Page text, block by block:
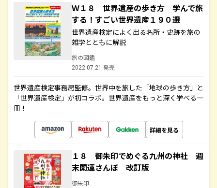
Ｗ１８ 世界遺産の歩き方 学んで旅
する！すごい世界遺産１９０選
世界遺産検定によく出る名所・史跡を旅の
雑学とともに解説
旅の図鑑
2022.07.21 発売
世界遺産検定事務局監修。世界中を旅した「地球の歩き方」と
「世界遺産検定」が初コラボ。世界遺産をもっと深く学べる一
冊！
詳細を見る
１８ 御朱印でめぐる九州の神社 週
末開運さんぽ 改訂版
御朱印